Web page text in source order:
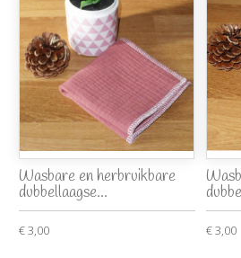
Wasbare en herbruikbare
dubbellaagse...
€ 3,00 € 3,00